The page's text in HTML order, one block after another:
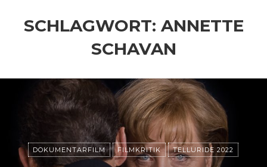
SCHLAGWORT: ANNETTE
SCHAVAN
DOKUMENTARFILM FILMKRITIK TELLURIDE 2022